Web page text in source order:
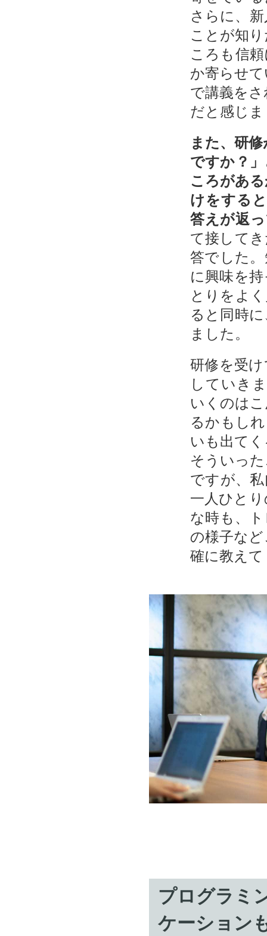
さらに、
ことが知
ころも信
か寄らせ
で講義を
だと感じ
また、研
ですか？
ころがあ
けをする
答えが返
て接して
答でした
に興味を
とりをよ
ると同時
ました。
研修を受
していき
いくのは
るかもし
いも出て
そういっ
ですが、
一人ひと
な時も、
の様子な
確に教え
プログラミ
ケーション